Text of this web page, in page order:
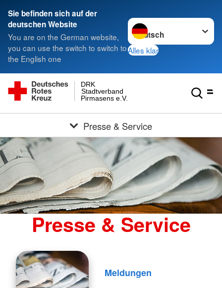
Sie befinden sich auf der
deutschen Website
You are on the German website,
you can use the switch to switch to
the English one
Sprache wechseln zu
Alles klar
Pirmasens e.V.
Stadtverband
DRK
Presse & Service
Presse & Service
Meldungen